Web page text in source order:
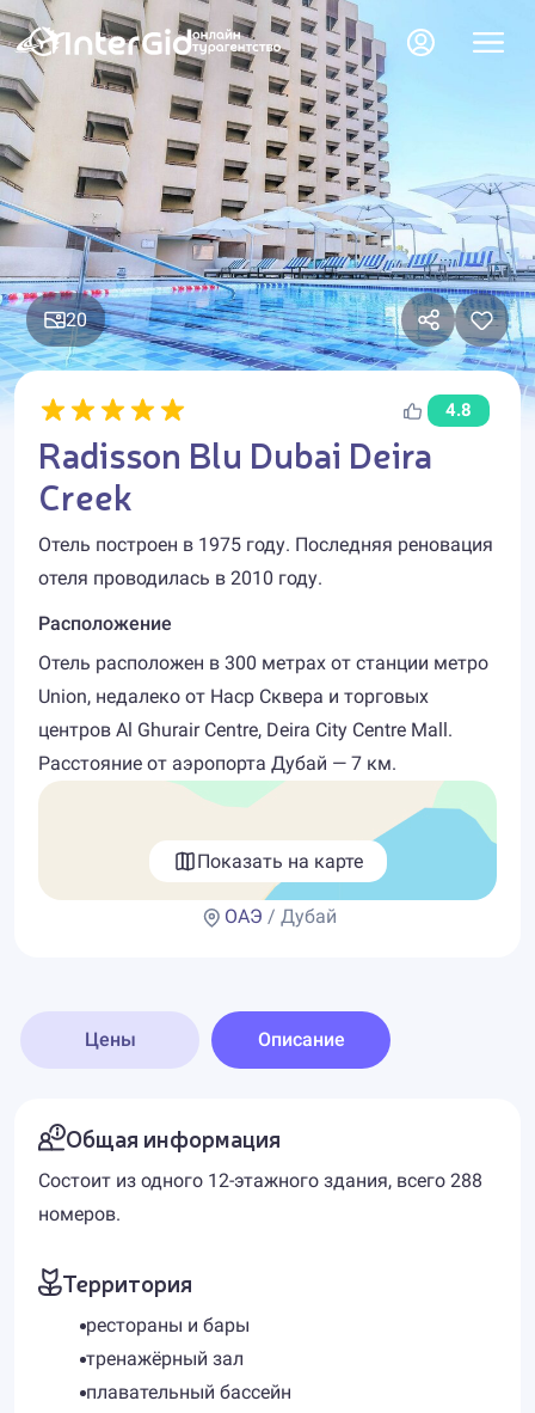
20
4.8
Radisson Blu Dubai Deira
Creek
Отель построен в 1975 году. Последняя реновация
отеля проводилась в 2010 году.
Расположение
Отель расположен в 300 метрах от станции метро
Union, недалеко от Наср Сквера и торговых
центров Al Ghurair Centre, Deira City Centre Mall.
Расстояние от аэропорта Дубай — 7 км.
Показать на карте
ОАЭ / Дубай
Цены Описание
Общая информация
Состоит из одного 12-этажного здания, всего 288
номеров.
Территория
рестораны и бары
тренажёрный зал
плавательный бассейн